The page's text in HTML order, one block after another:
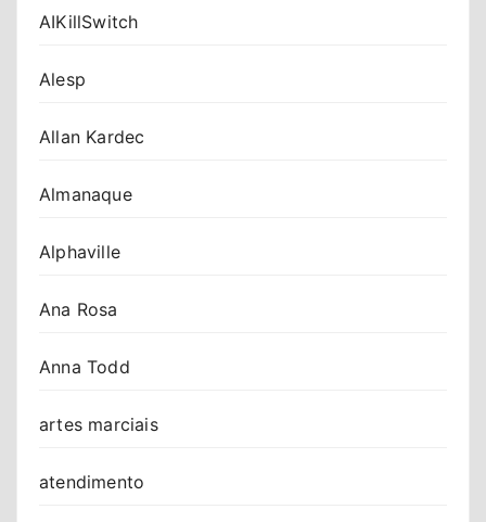
AIKillSwitch
Alesp
Allan Kardec
Almanaque
Alphaville
Ana Rosa
Anna Todd
artes marciais
atendimento